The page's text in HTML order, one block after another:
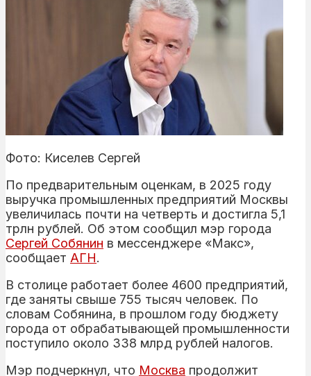
Фото: Киселев Сергей
По предварительным оценкам, в 2025 году
выручка промышленных предприятий Москвы
увеличилась почти на четверть и достигла 5,1
трлн рублей. Об этом сообщил мэр города
Сергей Собянин в мессенджере «Макс»,
сообщает АГН.
В столице работает более 4600 предприятий,
где заняты свыше 755 тысяч человек. По
словам Собянина, в прошлом году бюджету
города от обрабатывающей промышленности
поступило около 338 млрд рублей налогов.
Мэр подчеркнул, что Москва продолжит